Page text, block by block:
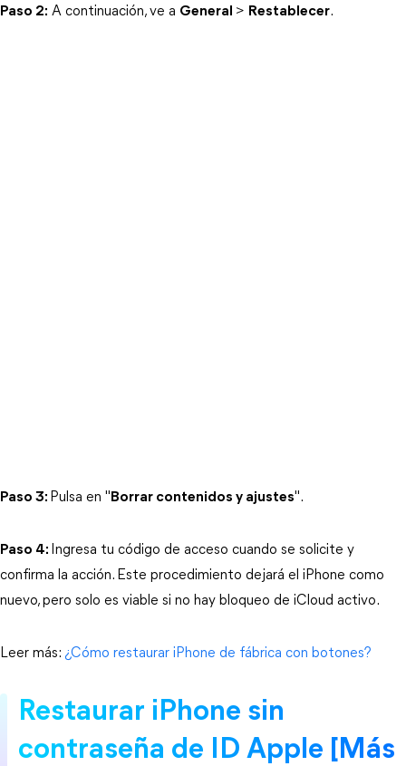
Paso 2: A continuación, ve a General > Restablecer.
Paso 3: Pulsa en " Borrar contenidos y ajustes".
Paso 4: Ingresa tu código de acceso cuando se solicite y
confirma la acción. Este procedimiento dejará el iPhone como
nuevo, pero solo es viable si no hay bloqueo de iCloud activo.
Leer más: ¿Cómo restaurar iPhone de fábrica con botones?
Restaurar iPhone sin
contraseña de ID Apple [Más